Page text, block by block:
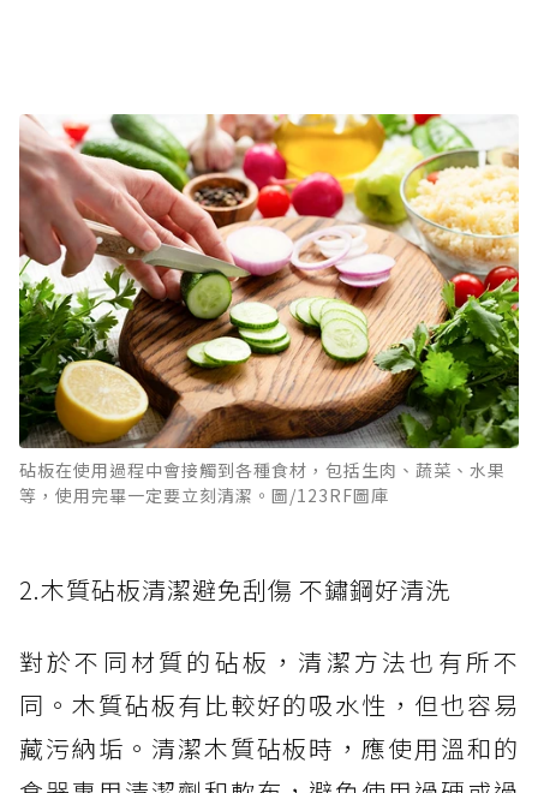
砧板在使用過程中會接觸到各種食材，包括生肉、蔬菜、水果
等，使用完畢一定要立刻清潔。圖/123RF圖庫
2.木質砧板清潔避免刮傷 不鏽鋼好清洗
對於不同材質的砧板，清潔方法也有所不
同。木質砧板有比較好的吸水性，但也容易
藏污納垢。清潔木質砧板時，應使用溫和的